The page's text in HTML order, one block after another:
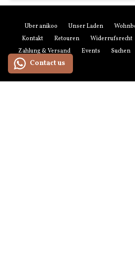
Über anikoo Unser Laden
Kontakt
Retouren Widerrufsrecht
Zahlung & Versand
Events Suchen
Contact us